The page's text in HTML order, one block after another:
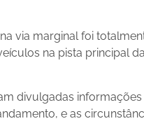
via marginal foi
na pista principal
divulgadas
e as